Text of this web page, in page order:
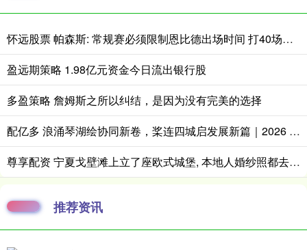
怀远股票 帕森斯: 常规赛必须限制恩比德出场时间 打40场&每场25分钟就行了
盈远期策略 1.98亿元资金今日流出银行股
多盈策略 詹姆斯之所以纠结，是因为没有完美的选择
配亿多 浪涌琴湖绘协同新卷，桨连四城启发展新篇｜2026 全国桨板 U 系列赛暨长三角城市联赛桨板公开赛（常熟站）收官
尊享配资 宁夏戈壁滩上立了座欧式城堡, 本地人婚纱照都去那儿拍
推荐资讯